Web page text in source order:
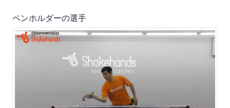
ペンホルダーの選手